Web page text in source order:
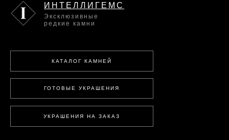
КАТАЛОГ КАМНЕЙ
УКРАШЕНИЯ НА ЗАКАЗ
ГОТОВЫЕ УКРАШЕНИЯ
Эксклюзивные
редкие камни
ИНТЕЛЛИГЕМС